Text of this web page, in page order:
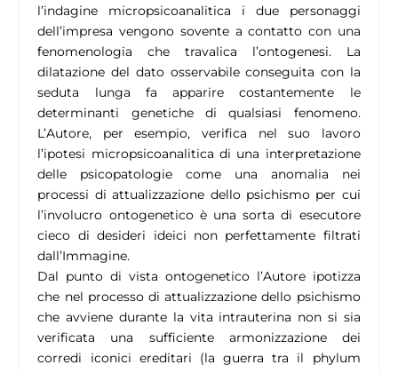
l’indagine micropsicoanalitica i due personaggi
dell’impresa vengono sovente a contatto con una
fenomenologia che travalica l’ontogenesi. La
dilatazione del dato osservabile conseguita con la
seduta lunga fa apparire costantemente le
determinanti genetiche di qualsiasi fenomeno.
L’Autore, per esempio, verifica nel suo lavoro
l’ipotesi micropsicoanalitica di una interpretazione
delle psicopatologie come una anomalia nei
processi di attualizzazione dello psichismo per cui
l’involucro ontogenetico è una sorta di esecutore
cieco di desideri ideici non perfettamente filtrati
dall’Immagine.
Dal punto di vista ontogenetico l’Autore ipotizza
che nel processo di attualizzazione dello psichismo
che avviene durante la vita intrauterina non si sia
verificata una sufficiente armonizzazione dei
corredi iconici ereditari (la guerra tra il phylum